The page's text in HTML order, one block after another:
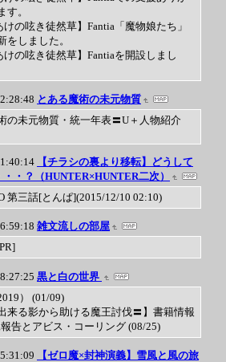
す。
の呟き徒然草】Fantia「魔物娘たち」
をしました。
けの呟き徒然草】Fantiaを開設しまし
とある魔術の未元物質
の未元物質・統一年表〓U＋人物紹介
【チラシの裏より移転】どうして
・？（HUNTER×HUNTER二次）
第三話[とんぱ](2015/12/10 02:10)
雑文流しの部屋
黒と白の世界
） (01/09)
来る影から助ける魔王討伐〓】書籍情報
告とアビス・コーリング (08/25)
【ゼロ魔×封神演義】雪風と風の旅